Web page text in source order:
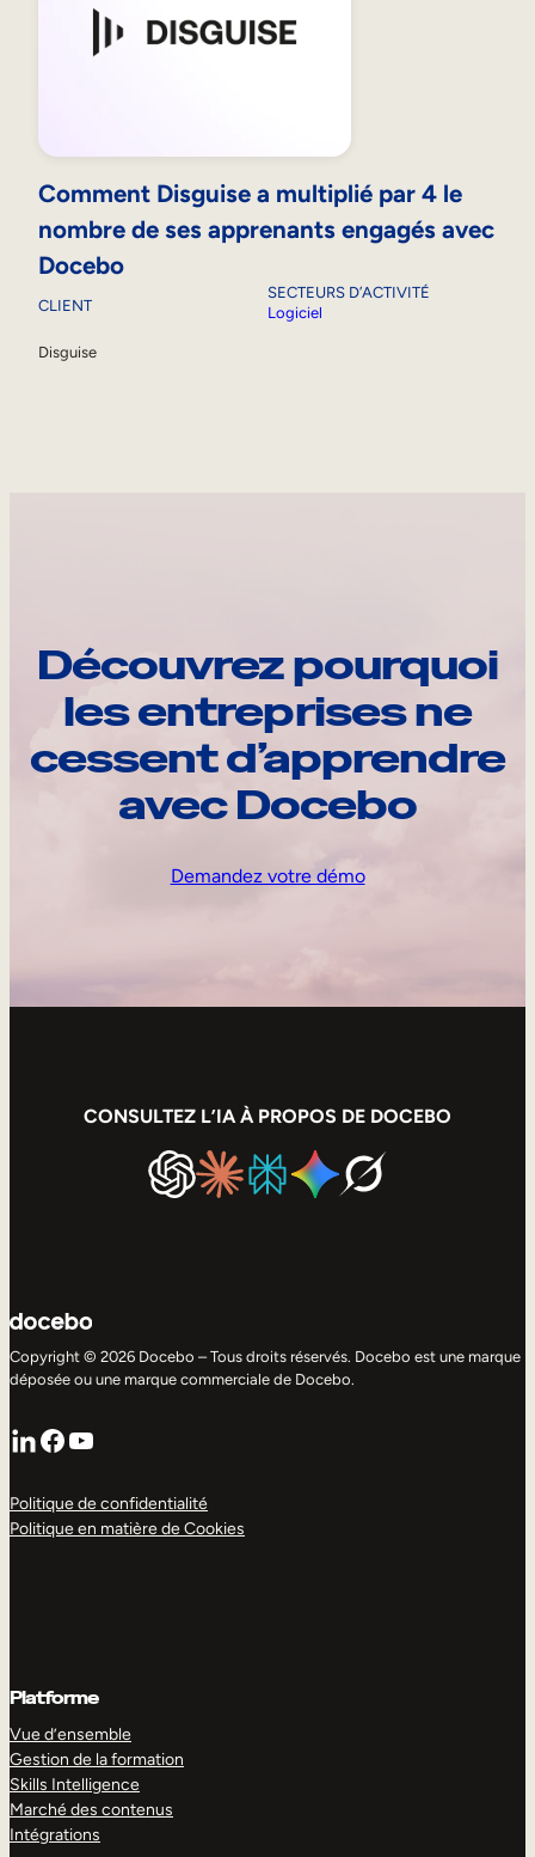
Comment Disguise a multiplié par 4 le
nombre de ses apprenants engagés avec
Docebo
CLIENT
Disguise
SECTEURS D’ACTIVITÉ
Logiciel
Découvrez pourquoi
les entreprises ne
cessent d’apprendre
avec Docebo
Demandez votre démo
CONSULTEZ L’IA À PROPOS DE DOCEBO
Copyright © 2026 Docebo – Tous droits réservés. Docebo est une marque
déposée ou une marque commerciale de Docebo.
LinkedIn
Facebook
YouTube
Politique de confidentialité
Politique en matière de Cookies
Platforme
Vue d’ensemble
Gestion de la formation
Skills Intelligence
Marché des contenus
Intégrations